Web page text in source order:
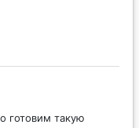
готовим такую